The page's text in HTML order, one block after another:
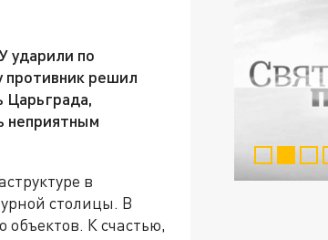
ударили по
решил
Царьграда,
неприятным
в
столицы. В
К счастью,